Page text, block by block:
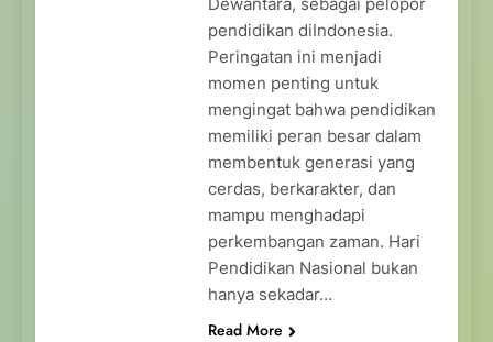
pendidikan diIndonesia.
Peringatan ini menjadi
momen penting untuk
mengingat bahwa pendidikan
memiliki peran besar dalam
membentuk generasi yang
cerdas, berkarakter, dan
mampu menghadapi
perkembangan zaman. Hari
Pendidikan Nasional bukan
hanya sekadar…
Read More